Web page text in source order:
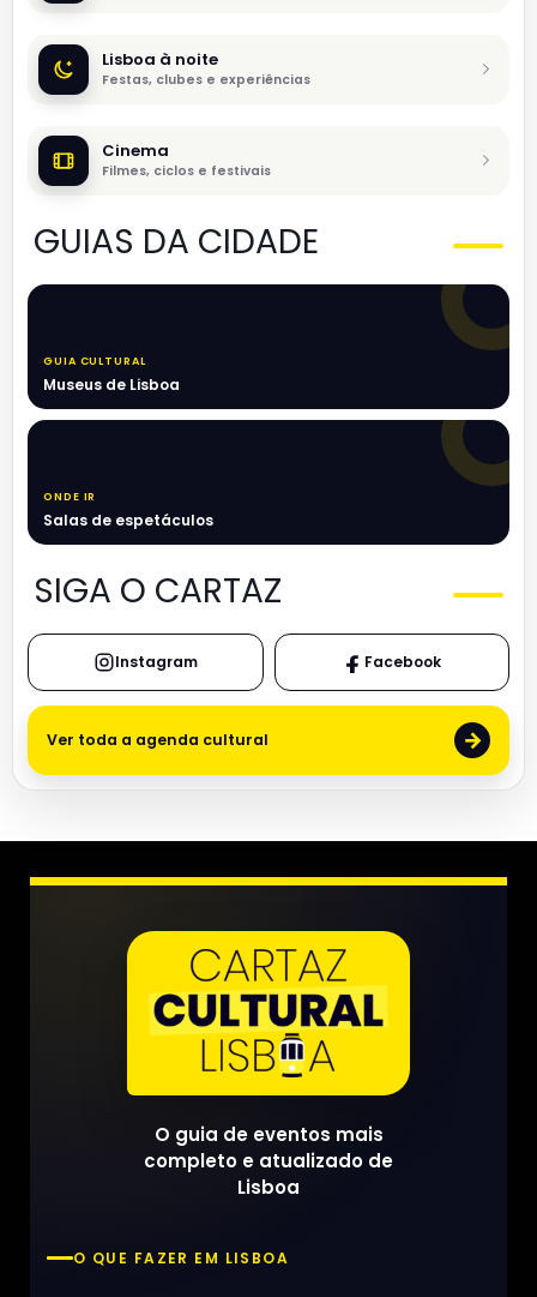
Lisboa à noite
Festas, clubes e experiências
Cinema
Filmes, ciclos e festivais
GUIAS DA CIDADE
GUIA CULTURAL
Museus de Lisboa
ONDE IR
Salas de espetáculos
SIGA O CARTAZ
Instagram Facebook
Ver toda a agenda cultural →
O guia de eventos mais
completo e atualizado de
Lisboa
O QUE FAZER EM LISBOA